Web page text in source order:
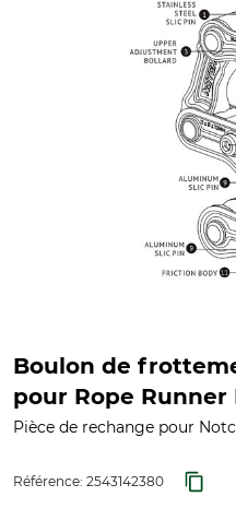
Boulon de
pour Rope Runner
Pièce de rechange pour
Référence: 2543142380